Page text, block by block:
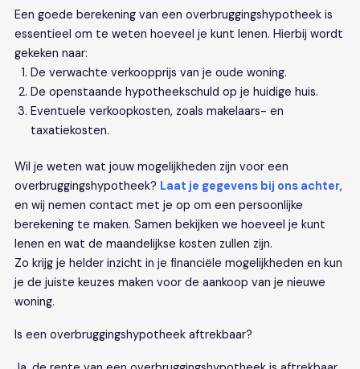
Een goede berekening van een overbruggingshypotheek is
essentieel om te weten hoeveel je kunt lenen. Hierbij wordt
gekeken naar:
De verwachte verkoopprijs van je oude woning.
De openstaande hypotheekschuld op je huidige huis.
Eventuele verkoopkosten, zoals makelaars- en
taxatiekosten.
Wil je weten wat jouw mogelijkheden zijn voor een
overbruggingshypotheek? Laat je gegevens bij ons achter,
en wij nemen contact met je op om een persoonlijke
berekening te maken. Samen bekijken we hoeveel je kunt
lenen en wat de maandelijkse kosten zullen zijn.
Zo krijg je helder inzicht in je financiële mogelijkheden en kun
je de juiste keuzes maken voor de aankoop van je nieuwe
woning.
Is een overbruggingshypotheek aftrekbaar?